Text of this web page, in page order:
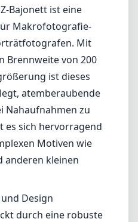
Bajonett ist eine
Makrofotografie-
Mit
Brennweite von 200
ist dieses
atemberaubende
Nahaufnahmen zu
es sich hervorragend
Motiven wie
anderen kleinen
Design
durch eine robuste